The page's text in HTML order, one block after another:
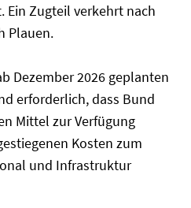
Ein Zugteil verkehrt nach
Plauen.
Dezember 2026 geplanten
erforderlich, dass Bund
Mittel zur Verfügung
Kosten zum
und Infrastruktur